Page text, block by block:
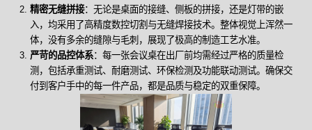
精密无缝拼接：无论是桌面的接缝、侧板的拼接，还是灯带的嵌
入，均采用了高精度数控切割与无缝焊接技术。整体视觉上浑然一
体，没有多余的缝隙与毛刺，展现了极高的制造工艺水准。
严苛的品控体系：每一张会议桌在出厂前均需经过严格的质量检
测，包括承重测试、耐磨测试、环保检测及功能联动测试。确保交
付到客户手中的每一件产品，都是品质与稳定的双重保障。